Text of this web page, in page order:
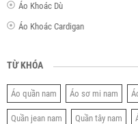
Áo Khoác Dù
Áo Khoác Cardigan
TỪ KHÓA
Áo quần nam Áo sơ mi nam
Quần jean nam Quần tây nam